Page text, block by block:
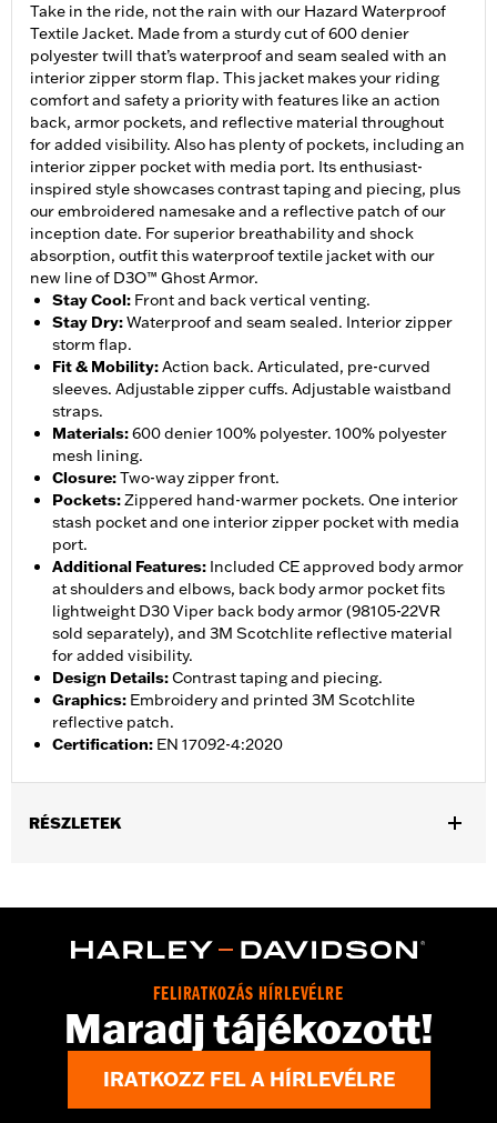
Take in the ride, not the rain with our Hazard Waterproof
Textile Jacket. Made from a sturdy cut of 600 denier
polyester twill that’s waterproof and seam sealed with an
interior zipper storm flap. This jacket makes your riding
comfort and safety a priority with features like an action
back, armor pockets, and reflective material throughout
for added visibility. Also has plenty of pockets, including an
interior zipper pocket with media port. Its enthusiast-
inspired style showcases contrast taping and piecing, plus
our embroidered namesake and a reflective patch of our
inception date. For superior breathability and shock
absorption, outfit this waterproof textile jacket with our
new line of D3O™ Ghost Armor.
Stay Cool: Front and back vertical venting.
Stay Dry:Waterproof and seam sealed. Interior zipper
storm flap.
Fit & Mobility:Action back. Articulated, pre-curved
sleeves. Adjustable zipper cuffs. Adjustable waistband
straps.
Materials:600 denier 100% polyester. 100% polyester
mesh lining.
Closure:Two-way zipper front.
Pockets:Zippered hand-warmer pockets. One interior
stash pocket and one interior zipper pocket with media
port.
Additional Features: Included CE approved body armor
at shoulders and elbows, back body armor pocket fits
lightweight D30 Viper back body armor (98105-22VR
sold separately), and 3M Scotchlite reflective material
for added visibility.
Design Details:Contrast taping and piecing.
Graphics: Embroidery and printed 3M Scotchlite
reflective patch.
Certification: EN 17092-4:2020
RÉSZLETEK
Functional Features:Vented,Waterproof,Seam Sealed,
Adjustable Waist, Two-way Zipper Front,Zipper Pockets
Reflective,Armor Included,Armor Pockets
WARRANTY:
2 year limited warranty � Go to
www.h-
d.com/warranty for full details
Imported
FELIRATKOZÁS HÍRLEVÉLRE
Maradj tájékozott!
IRATKOZZ FEL A HÍRLEVÉLRE